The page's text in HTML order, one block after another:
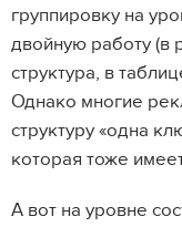
группировку на
двойную работу (в
структура, в
Однако многие
структуру «одна
которая тоже
А вот на уровне